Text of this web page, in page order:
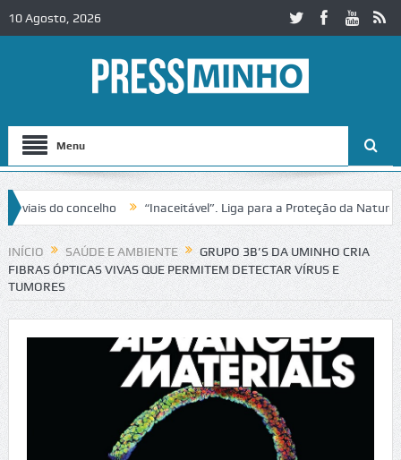
10 Agosto, 2026
Menu
concelho “Inaceitável”. Liga para a Proteção da Natureza
IC2 em Alcobaça Igreja do Castelo de Cerveira assegura
INÍCIO SAÚDE E AMBIENTE
GRUPO 3B’S DA UMINHO CRIA
FIBRAS ÓPTICAS VIVAS QUE PERMITEM DETECTAR VÍRUS E
TUMORES